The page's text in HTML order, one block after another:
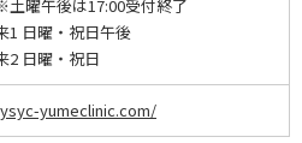
土曜午後は17:00受付終了
1 日曜・祝日午後
2 日曜・祝日
yumeclinic.com/